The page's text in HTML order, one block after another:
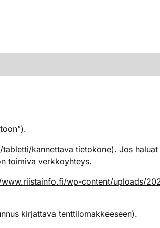
kannettava tietokone). Jos
toimiva verkkoyhteys.
wp-content/uploads/
kirjattava tenttilomakkeeseen).